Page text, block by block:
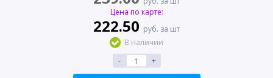
Цена по карте:
222.50 руб. за шт
В наличии
-
+